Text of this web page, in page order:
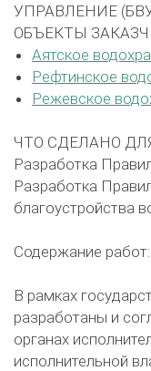
УПРАВЛЕНИЕ
ОБЪЕКТЫ
Аятское
Рефтинское
Режевское
ЧТО СДЕЛАНО
Разработка
Разработка
благоустройства
Содержание работ:
В рамках
разработаны и
органах
исполнительной